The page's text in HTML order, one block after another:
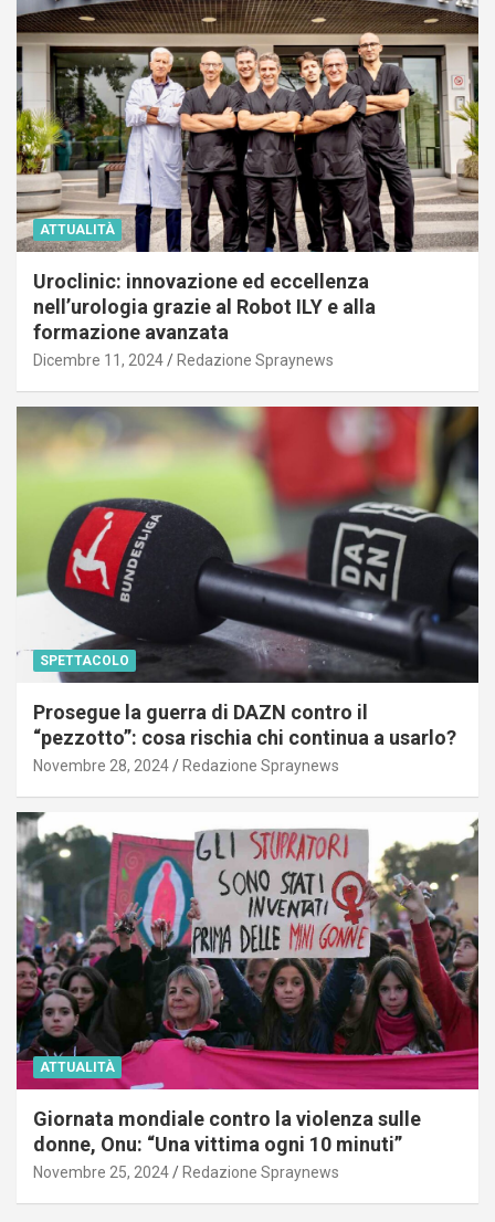
ATTUALITÀ
Uroclinic: innovazione ed eccellenza
nell’urologia grazie al Robot ILY e alla
formazione avanzata
Dicembre 11, 2024 Redazione Spraynews
SPETTACOLO
Prosegue la guerra di DAZN contro il
“pezzotto”: cosa rischia chi continua a usarlo?
Novembre 28, 2024 Redazione Spraynews
ATTUALITÀ
Giornata mondiale contro la violenza sulle
donne, Onu: “Una vittima ogni 10 minuti”
Novembre 25, 2024 Redazione Spraynews